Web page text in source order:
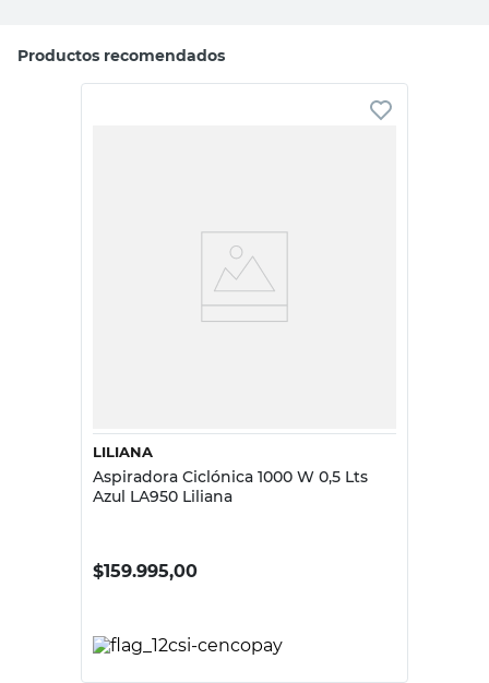
Productos recomendados
LILIANA
Aspiradora Ciclónica 1000 W 0,5 Lts
Azul LA950 Liliana
$159.995,00